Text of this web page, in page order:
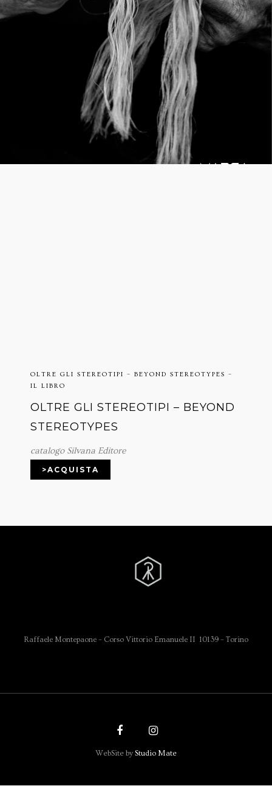
OLTRE GLI STEREOTIPI – BEYOND STEREOTYPES –
IL LIBRO
OLTRE GLI STEREOTIPI – BEYOND
STEREOTYPES
catalogo Silvana Editore
>ACQUISTA
Raffaele Montepaone – Corso Vittorio Emanuele II 10139 – Torino
WebSite by Studio Mate